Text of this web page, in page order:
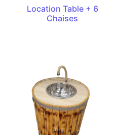
Location Table + 6
Chaises